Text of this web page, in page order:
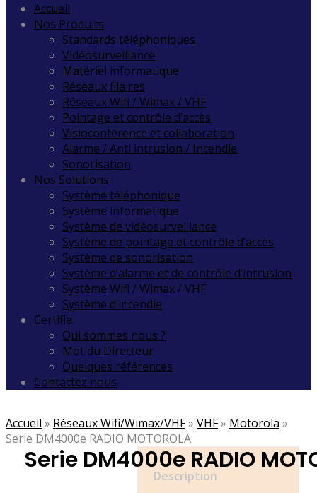
Accueil
Nos Produits
Standards téléphoniques
Vidéosurveillance
Matériel informatique
Réseaux filaires
Réseaux Wifi / Wimax / VHF
Pointage et contrôle d’accès
Visioconférence et collaboration
Alarme / Anti intrusion / Incendie
Sonorisation
Nos Solutions
Système téléphonique
Système informatique
Système de vidéosurveillance
Système de pointage et contrôle d’accès
Système de sonorisation
Système d’alarme et de contrôle d’intrusion
Système Wifi / Wimax / VHF
Système d’incendie
Certifia
Qui sommes nous ?
Mot du Directeur
Quelques références
Contactez nous
Accueil » Réseaux Wifi/Wimax/VHF» VHF» Motorola »
Serie DM4000e RADIO MOTOROLA
Serie DM4000e RADIO
Description